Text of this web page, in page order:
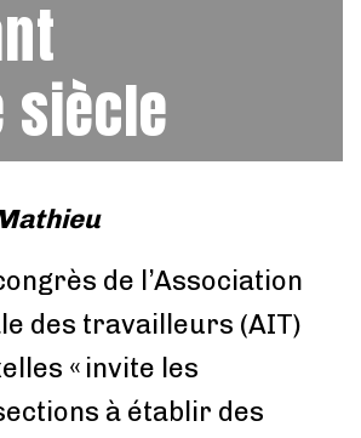
siècle
de l’Association
des travailleurs (AIT)
« invite les
à établir des